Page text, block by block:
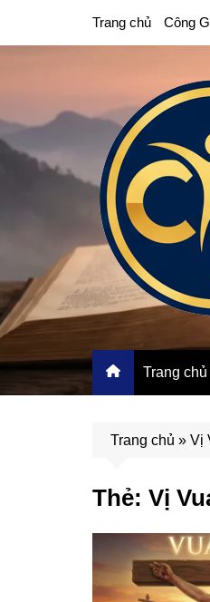
Trang chủ Công
Trang chủ
Trang chủ » Vị
Thẻ: Vị